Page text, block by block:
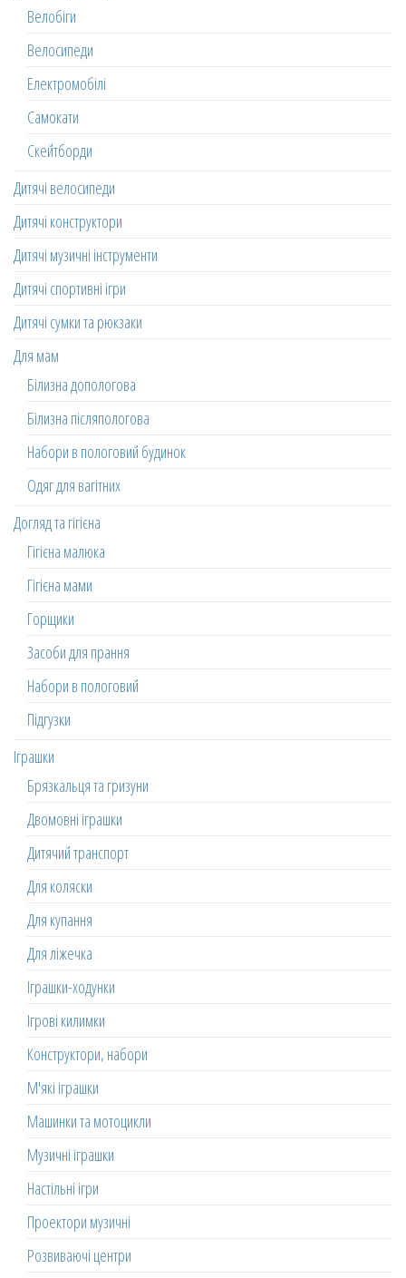
Велобіги
Велосипеди
Електромобілі
Самокати
Скейтборди
Дитячі велосипеди
Дитячі конструктори
Дитячі музичні інструменти
Дитячі спортивні ігри
Дитячі сумки та рюкзаки
Для мам
Білизна допологова
Білизна післяпологова
Набори в пологовий будинок
Одяг для вагітних
Догляд та гігієна
Гігієна малюка
Гігієна мами
Горщики
Засоби для прання
Набори в пологовий
Підгузки
Іграшки
Брязкальця та гризуни
Двомовні іграшки
Дитячий транспорт
Для коляски
Для купання
Для ліжечка
Іграшки-ходунки
Ігрові килимки
Конструктори, набори
М'які іграшки
Машинки та мотоцикли
Музичні іграшки
Настільні ігри
Проектори музичні
Розвиваючі центри